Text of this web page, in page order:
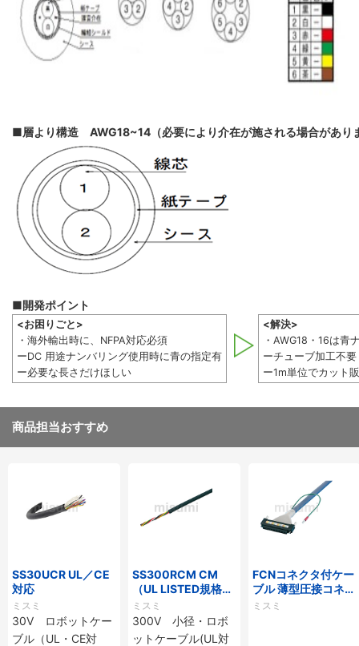
■層より構造 AWG18~14（必要により介在が施される場合があり
■開発ポイント
<お困りごと>
・海外輸出時に、NFPA対応必須
ーDC 用途ナンバリング使用時に青の指定有
ー必要な長さだけほしい
<解決>
・AWG18・16は青
ーチューブ加工不要
ー1m単位でカット
商品担当おすすめ
SS30UCR UL／CE
対応
ミスミ
30V ロボットケー
ブル（UL・CE対
SS300RCM CM
（UL LISTED規格・
NEPA対応） 小径
ミスミ
300V 小径・ロボ
ットケーブル(UL対
FCNコネクタ付ケー
ブル 薄型圧接コネク
タタイプ
ミスミ